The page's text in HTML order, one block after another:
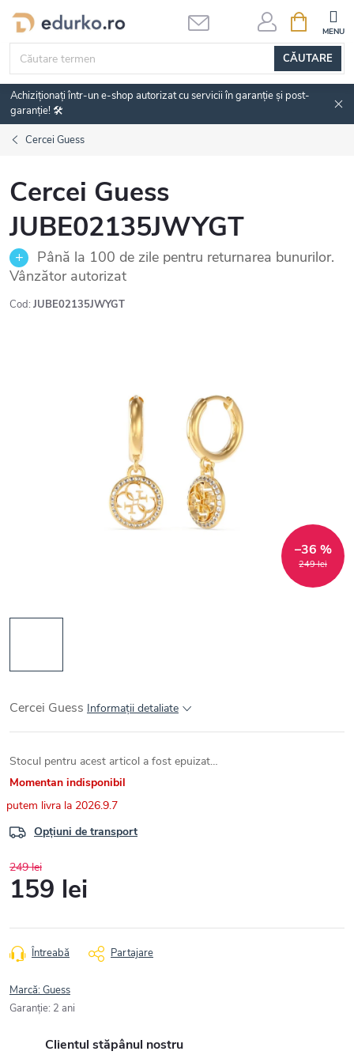
Treci
conținut
CĂUTARE
DE
Achiziționați într-un e-shop autorizat cu servicii în garanție și post-
garanție! 🛠️
Cercei Guess
Cercei Guess
JUBE02135JWYGT
Până la 100 de zile pentru returnarea bunurilor.
Vânzător autorizat
Cod: JUBE02135JWYGT
249 lei
–36 %
Cercei Guess Informaţii detaliate
Stocul pentru acest articol a fost epuizat…
Momentan indisponibil
2026.9.7
Opțiuni de transport
249 lei
159 lei
preţ:
Întreabă Partajare
Marcă:Guess
Garanţie: 2 ani
Clientul stăpânul nostru